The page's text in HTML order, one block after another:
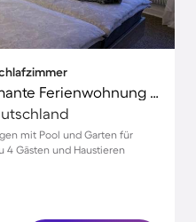
Kinderfreundliche charmante Ferienwohnung mit Terrasse, schnellem Internet und Pool | Gartenblick | Ideal für Homeoffice | Haustiere erlaubt
mit Pool und Garten für
4 Gästen und Haustieren